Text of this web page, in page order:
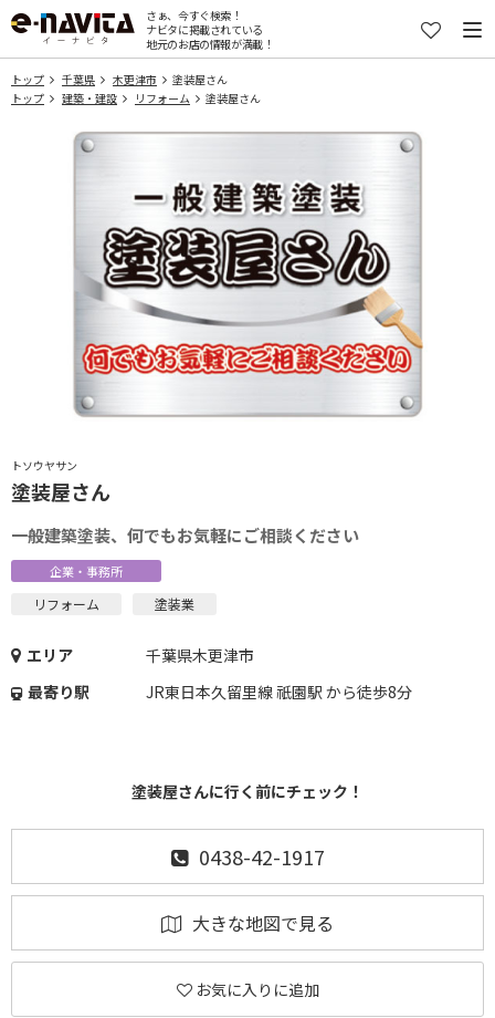
さぁ、今すぐ検索！
ナビタに掲載されている
地元のお店の情報が満載！
トップ 千葉県 木更津市
塗装屋さん
トップ
建築・建設 リフォーム 塗装屋さん
トソウヤサン
塗装屋さん
一般建築塗装、何でもお気軽にご相談ください
企業・事務所
リフォーム 塗装業
エリア
千葉県木更津市
最寄り駅
JR東日本久留里線 祇園駅 から徒歩8分
塗装屋さんに行く前にチェック！
0438-42-1917
大きな地図で見る
お気に入りに追加